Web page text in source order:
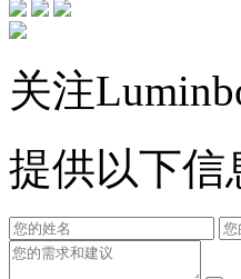
关注
提供以下信